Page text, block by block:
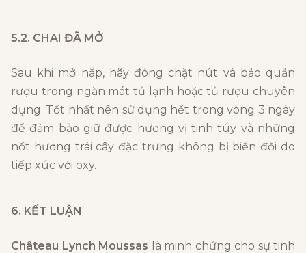
5.2. CHAI ĐÃ MỞ
Sau khi mở nắp, hãy đóng chặt nút và bảo quản
rượu trong ngăn mát tủ lạnh hoặc tủ rượu chuyên
dụng. Tốt nhất nên sử dụng hết trong vòng 3 ngày
để đảm bảo giữ được hương vị tinh túy và những
nốt hương trái cây đặc trưng không bị biến đổi do
tiếp xúc với oxy.
6. KẾT LUẬN
Château Lynch Moussas là minh chứng cho sự tinh